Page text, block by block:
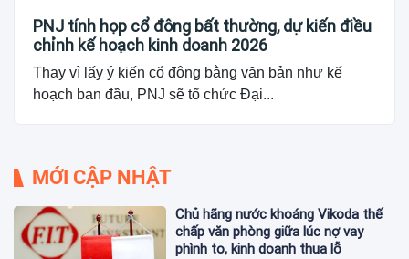
PNJ tính họp cổ đông bất thường, dự kiến điều
chỉnh kế hoạch kinh doanh 2026
Thay vì lấy ý kiến cổ đông bằng văn bản như kế
hoạch ban đầu, PNJ sẽ tổ chức Đại...
MỚI CẬP NHẬT
Chủ hãng nước khoáng Vikoda thế
chấp văn phòng giữa lúc nợ vay
phình to, kinh doanh thua lỗ